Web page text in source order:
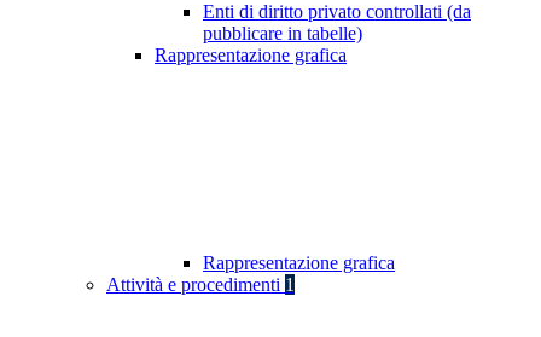
Enti di diritto privato controllati (da
pubblicare in tabelle)
Rappresentazione grafica
Rappresentazione grafica
Attività e procedimenti 1